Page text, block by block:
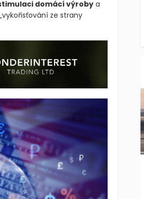
domácí výrobya
ze strany